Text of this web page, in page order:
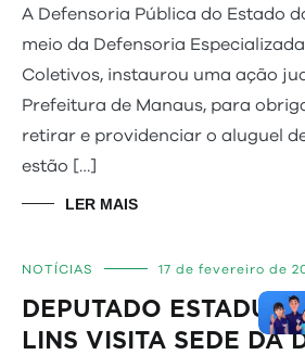
A Defensoria Pública do Estado
meio da Defensoria
Coletivos, instaurou uma ação
Prefeitura de Manaus, para
retirar e providenciar o aluguel
estão […]
LER MAIS
NOTÍCIAS 17 de fevereiro de
DEPUTADO ESTADUAL
LINS VISITA SEDE DA